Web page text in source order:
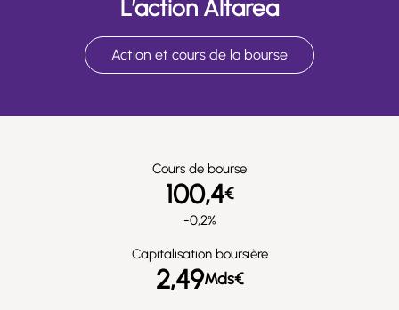
L’action Altarea
Action et cours de la bourse
Cours de bourse
100,4€
-0,2%
Capitalisation boursière
2,49Mds€